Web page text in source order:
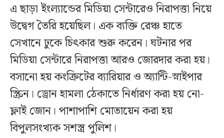
এ ছাড়া ইংল্যান্ডের মিডিয়া সেন্টারেও নিরাপত্তা নিয়ে
উদ্বেগ তৈরি হয়েছিল। এক ব্যক্তি রেঞ্চ হাতে
সেখানে ঢুকে চিৎকার শুরু করেন। ঘটনার পর
মিডিয়া সেন্টারে নিরাপত্তা আরও জোরদার করা হয়।
বসানো হয় কংক্রিটের ব্যারিয়ার ও অ্যান্টি-স্নাইপার
স্ক্রিন। ড্রোন হামলা ঠেকাতে নির্ধারণ করা হয় নো-
ফ্লাই জোন। পাশাপাশি মোতায়েন করা হয়
বিপুলসংখ্যক সশস্ত্র পুলিশ।